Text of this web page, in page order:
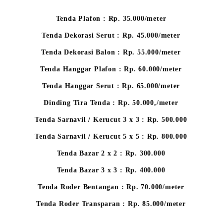
Tenda Plafon : Rp. 35.000/meter
Tenda Dekorasi Serut : Rp. 45.000/meter
Tenda Dekorasi Balon : Rp. 55.000/meter
Tenda Hanggar Plafon : Rp. 60.000/meter
Tenda Hanggar Serut : Rp. 65.000/meter
Dinding Tira Tenda : Rp. 50.000,/meter
Tenda Sarnavil / Kerucut 3 x 3 : Rp. 500.000
Tenda Sarnavil / Kerucut 5 x 5 : Rp. 800.000
Tenda Bazar 2 x 2 : Rp. 300.000
Tenda Bazar 3 x 3 : Rp. 400.000
Tenda Roder Bentangan : Rp. 70.000/meter
Tenda Roder Transparan : Rp. 85.000/meter